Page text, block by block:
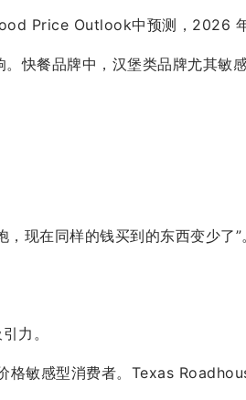
Price Outlook中预测，2026 年
快餐品牌中，汉堡类品牌尤其敏
现在同样的钱买到的东西变少了”
力。
格敏感型消费者。Texas